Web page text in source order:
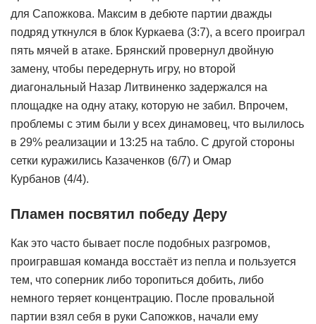
для Сапожкова. Максим в дебюте партии дважды
подряд уткнулся в блок Куркаева (3:7), а всего проиграл
пять мячей в атаке. Брянский провернул двойную
замену, чтобы передернуть игру, но второй
диагональный Назар Литвиненко задержался на
площадке на одну атаку, которую не забил. Впрочем,
проблемы с этим были у всех динамовец, что вылилось
в 29% реализации и 13:25 на табло. С другой стороны
сетки куражились Казаченков (6/7) и Омар
Курбанов (4/4).
Пламен посвятил победу Деру
Как это часто бывает после подобных разгромов,
проигравшая команда восстаёт из пепла и пользуется
тем, что соперник либо торопиться добить, либо
немного теряет концентрацию. После провальной
партии взял себя в руки Сапожков, начали ему